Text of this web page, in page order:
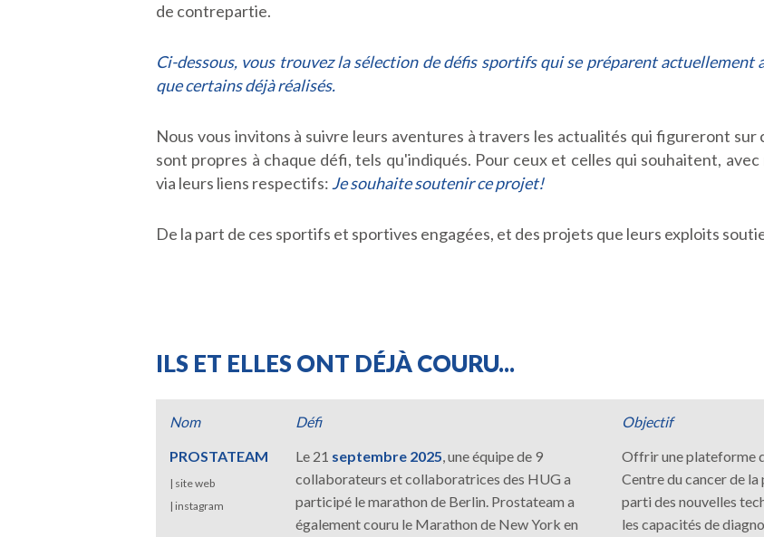
de contrepartie.
Ci-dessous, vous trouvez la sélection de défis sportifs qui se préparent actuellement
que certains déjà réalisés.
Nous vous invitons à suivre leurs aventures à travers les actualités qui figureront sur
sont propres à chaque défi, tels qu'indiqués. Pour ceux et celles qui souhaitent,
via leurs liens respectifs: Je souhaite soutenir ce projet!
De la part de ces sportifs et sportives engagées, et des projets que leurs exploits
ILS ET ELLES ONT DÉJÀ COURU...
Nom Défi Objectif
PROSTATEAM
| site web
| instagram
Le 21 septembre 2025, une équipe de 9
collaborateurs et collaboratrices des HUG a
participé le marathon de Berlin. Prostateam a
également couru le Marathon de New York en
Offrir une plateforme
Centre du cancer de
parti des nouvelles
les capacités de